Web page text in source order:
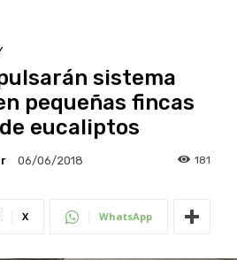
sistema
pequeñas fincas
eucaliptos
06/06/2018 181
X WhatsApp